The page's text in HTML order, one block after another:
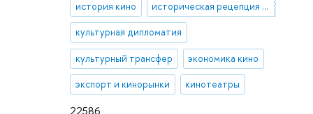
22586
история кино историческая рецепция кино в СССР
культурная дипломатия
культурный трансфер экономика кино
экспорт и кинорынки кинотеатры